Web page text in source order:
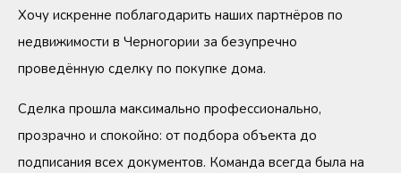
Хочу искренне поблагодарить наших партнёров по
недвижимости в Черногории за безупречно
проведённую сделку по покупке дома.
Сделка прошла максимально профессионально,
прозрачно и спокойно: от подбора объекта до
подписания всех документов. Команда всегда была на